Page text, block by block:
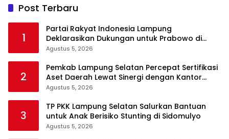
Post Terbaru
1
Partai Rakyat Indonesia Lampung
Deklarasikan Dukungan untuk Prabowo di
Pilpres 2029
Agustus 5, 2026
2
Pemkab Lampung Selatan Percepat Sertifikasi
Aset Daerah Lewat Sinergi dengan Kantor
Pertanahan
Agustus 5, 2026
3
TP PKK Lampung Selatan Salurkan Bantuan
untuk Anak Berisiko Stunting di Sidomulyo
Agustus 5, 2026